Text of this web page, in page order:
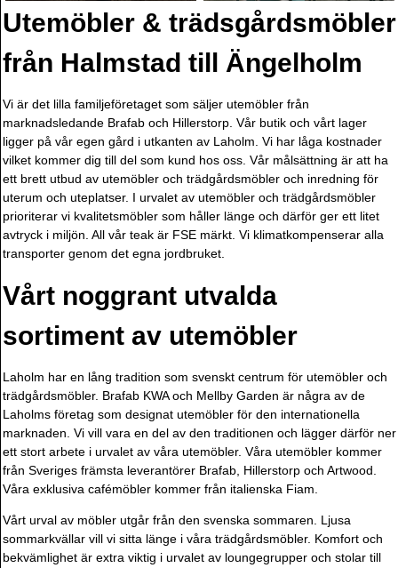
Utemöbler & trädsgårdsmöbler
från Halmstad till Ängelholm
Vi är det lilla familjeföretaget som säljer utemöbler från
marknadsledande Brafab och Hillerstorp. Vår butik och vårt lager
ligger på vår egen gård i utkanten av Laholm. Vi har låga kostnader
vilket kommer dig till del som kund hos oss. Vår målsättning är att ha
ett brett utbud av utemöbler och trädgårdsmöbler och inredning för
uterum och uteplatser. I urvalet av utemöbler och trädgårdsmöbler
prioriterar vi kvalitetsmöbler som håller länge och därför ger ett litet
avtryck i miljön. All vår teak är FSE märkt. Vi klimatkompenserar alla
transporter genom det egna jordbruket.
Vårt noggrant utvalda
sortiment av utemöbler
Laholm har en lång tradition som svenskt centrum för utemöbler och
trädgårdsmöbler. Brafab KWA och Mellby Garden är några av de
Laholms företag som designat utemöbler för den internationella
marknaden. Vi vill vara en del av den traditionen och lägger därför ner
ett stort arbete i urvalet av våra utemöbler. Våra utemöbler kommer
från Sveriges främsta leverantörer Brafab, Hillerstorp och Artwood.
Våra exklusiva cafémöbler kommer från italienska Fiam.
Vårt urval av möbler utgår från den svenska sommaren. Ljusa
sommarkvällar vill vi sitta länge i våra trädgårdsmöbler. Komfort och
bekvämlighet är extra viktig i urvalet av loungegrupper och stolar till